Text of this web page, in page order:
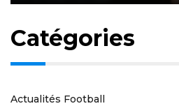
Catégories
Actualités Football